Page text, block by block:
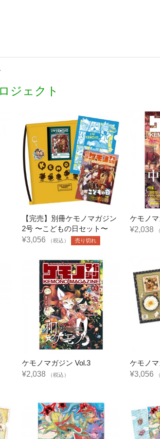
ジェクト
【完売】別冊ケモノマガジン
2号 〜こどもの日セット〜
¥3,056
（税込） 売り切れ
ケモノ
¥2,038
ケモノマガジン Vol.3
¥2,038
（税込）
ケモノ
¥3,056